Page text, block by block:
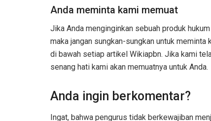
Anda meminta kami memuat
Jika Anda menginginkan sebuah produk
maka jangan sungkan-sungkan untuk
di bawah setiap artikel Wikiapbn. Jika kami
senang hati kami akan memuatnya untuk Anda.
Anda ingin berkomentar?
Ingat, bahwa pengurus tidak berkewajiban